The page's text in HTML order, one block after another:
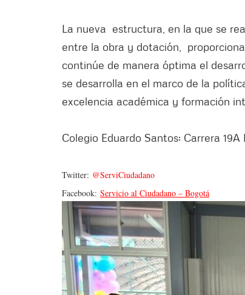
La nueva estructura, en la que se
entre la obra y dotación,
continúe de manera óptima el
se desarrolla en el marco de la
excelencia académica y formación
Colegio Eduardo Santos: Carrera 19A
Twitter: @ServiCiudadano
Facebook: Servicio al Ciudadano – Bogotá